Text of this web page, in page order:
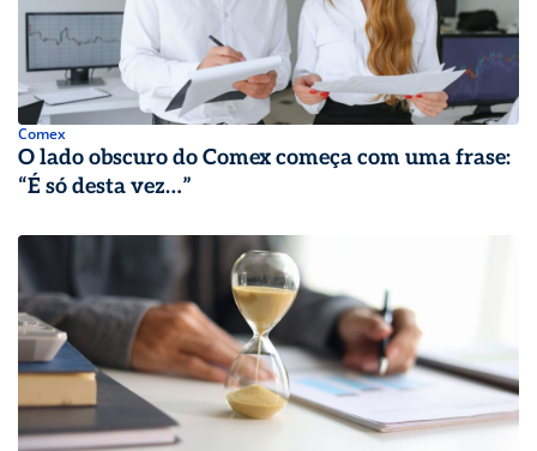
Comex
O lado obscuro do Comex começa com uma frase:
“É só desta vez…”